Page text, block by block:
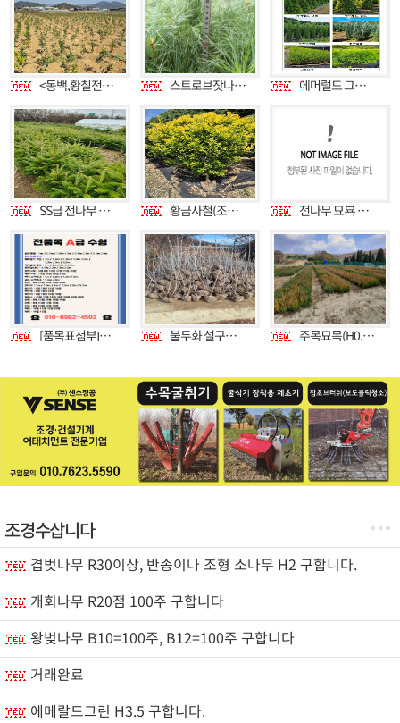
<동백,황칠전문>동백/황칠전문 황칠나무(1m-2m)(30cm이상포트묘)청단풍나무(1-2m)동백나무,소사나무(특수목 30cm-1.5m),백일홍(배롱나무)등 판매합니다. 스트로브잣나무묘목(스잣) 판매. 편백나무묘목 판매 에머럴드 그린/골드/부시,부루엔젤,스카이로켓,부루애로우,문그로우, 해송,회양목,팝배,자작나무,황금실화백,일반측백,눈주목,라일락,미측백 팝니다
SS급 전나무 묘목 판매중 황금사철(조형) 판매합니다 전나무 묘묙 부터7m.자작묘묙부터 6점
[품목표첨부]블루엔젤, 에메랄드그린 (골드), 로켓향나무, 왕벗나무, 계수나무, 써니스마, 전나무, 단풍, 은행, 모감주, 마가목, 칠엽수, 복자기, 회화, 산딸, 이팝, 산사 불두화 설구화 백당나무 레드로빈 일반측백 팝니다. 주목묘목(H0.3-0.5),스잣묘목(H0.6-1.5)판매
조경수삽니다
겹벚나무 R30이상, 반송이나 조형 소나무 H2 구합니다.
개회나무 R20점 100주 구합니다
왕벚나무 B10=100주, B12=100주 구합니다
거래완료
에메랄드그린 H3.5 구합니다.